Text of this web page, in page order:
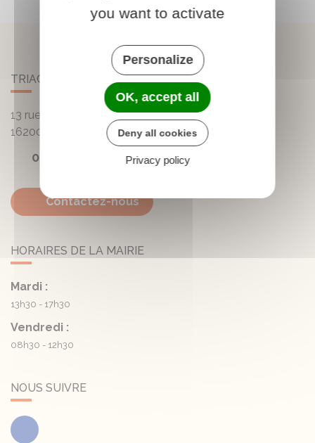
TRIAC-LAUTRAIT
13 rue de la Mairie - Lautrait
16200
Triac-Lautrait
05 45 81 05 41
Contactez-nous
HORAIRES DE LA MAIRIE
Mardi :
13h30 - 17h30
Vendredi :
08h30 - 12h30
NOUS SUIVRE
Facebook
you want to activate
Personalize
OK, accept all
Deny all cookies
Privacy policy